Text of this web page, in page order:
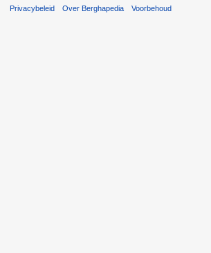
Privacybeleid Over Berghapedia Voorbehoud